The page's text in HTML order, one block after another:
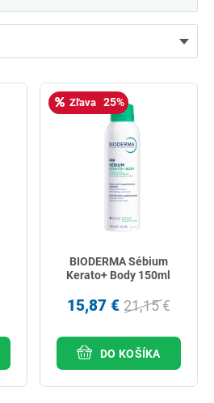
najdrahšie
Zľava 25%
BIODERMA Sébium
Kerato+ Body 150ml
15,87 € 21,15 €
DO KOŠÍKA